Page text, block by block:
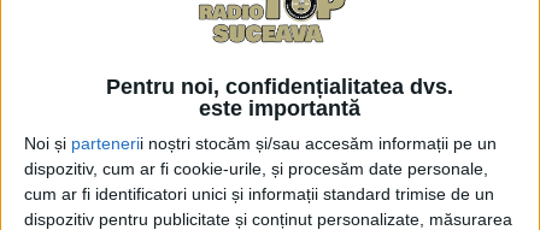
Pentru noi, confidențialitatea dvs.
este importantă
Noi și partenerii noștri stocăm și/sau accesăm informații pe un
dispozitiv, cum ar fi cookie-urile, și procesăm date personale,
cum ar fi identificatori unici și informații standard trimise de un
dispozitiv pentru publicitate și conținut personalizate, măsurarea
Păstrăv, un vechi primar
liberal, a făcut din comuna
Cacica, Petru Tudose este
un primar cu un palmares
impresionant de proiecte
pe fonduri europene
17 MAI, 2024